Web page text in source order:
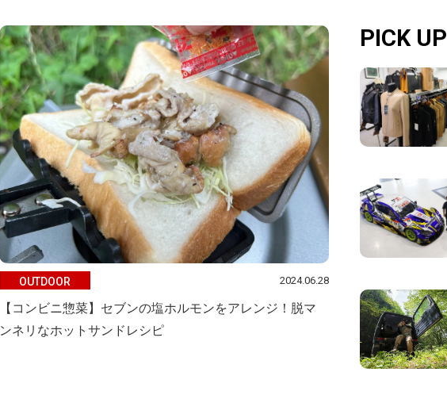
OUTDOOR 2024.06.28
【コンビニ惣菜】セブンの塩ホルモンをアレンジ！脱マ
ンネリなホットサンドレシピ
PICK UP